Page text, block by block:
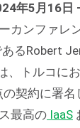
年5月16日
カンファレ
るRobert
、トルコに
契約に署
最高の IaaS